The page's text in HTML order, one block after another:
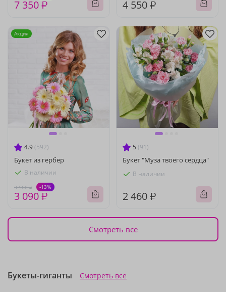
7 350 ₽ 4 550 ₽
4.9 (592)
Букет из гербер
В наличии
3 560 ₽ -13%
3 090 ₽
Акция
5 (91)
Букет "Муза твоего сердца"
В наличии
2 460 ₽
Смотреть все
Букеты-гиганты Смотреть все